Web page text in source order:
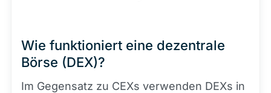
Wie funktioniert eine dezentrale
Börse (DEX)?
Im Gegensatz zu CEXs verwenden DEXs in